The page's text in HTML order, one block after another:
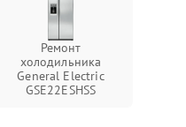
Ремонт
холодильника
General Electric
GSE22ESHSS